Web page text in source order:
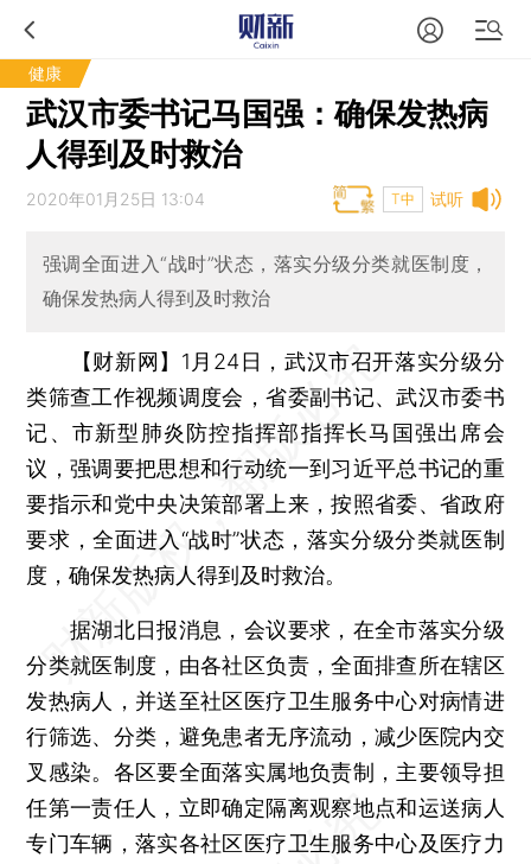
健康
武汉市委书记马国强：确保发热病
人得到及时救治
试听
2020年01月25日 13:04 T中
强调全面进入“战时”状态，落实分级分类就医制度，
确保发热病人得到及时救治
【财新网】 1月24日，武汉市召开落实分级分
类筛查工作视频调度会，省委副书记、武汉市委书
记、市新型肺炎防控指挥部指挥长马国强出席会
议，强调要把思想和行动统一到习近平总书记的重
要指示和党中央决策部署上来，按照省委、省政府
要求，全面进入“战时”状态，落实分级分类就医制
度，确保发热病人得到及时救治。
据湖北日报消息，会议要求，在全市落实分级
分类就医制度，由各社区负责，全面排查所在辖区
发热病人，并送至社区医疗卫生服务中心对病情进
行筛选、分类，避免患者无序流动，减少医院内交
叉感染。各区要全面落实属地负责制，主要领导担
任第一责任人，立即确定隔离观察地点和运送病人
专门车辆，落实各社区医疗卫生服务中心及医疗力